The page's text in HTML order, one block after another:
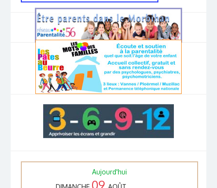
Aujourd'hui
09